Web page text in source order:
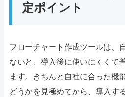
定ポイント
フローチャート作成ツールは、
ないと、導入後に使いにくくて
ます。きちんと自社に合った機
どうかを見極めてから、導入す